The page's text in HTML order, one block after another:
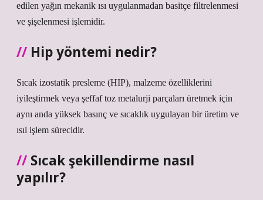
edilen yağın mekanik ısı uygulanmadan basitçe filtrelenmesi
ve şişelenmesi işlemidir.
Hip yöntemi nedir?
Sıcak izostatik presleme (HIP), malzeme özelliklerini
iyileştirmek veya şeffaf toz metalurji parçaları üretmek için
aynı anda yüksek basınç ve sıcaklık uygulayan bir üretim ve
ısıl işlem sürecidir.
Sıcak şekillendirme nasıl
yapılır?